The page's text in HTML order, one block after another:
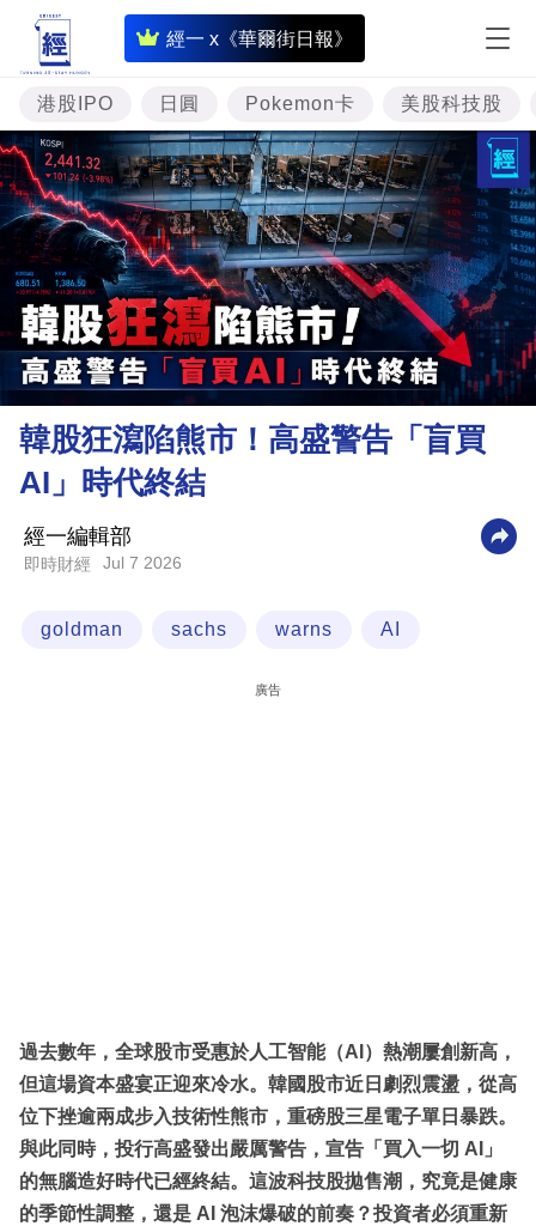
經一 x《華爾街日報》
即
時
財
經
專
題
投
資
樓
市
理
財
商
科
區
港股IPO 日圓 Pokemon卡 美股科技股
韓股狂瀉陷熊市！高盛警告「盲買
AI」時代終結
經一編輯部
即時財經 Jul 7 2026
goldman sachs warns AI
廣告
過去數年，全球股市受惠於人工智能（AI）熱潮屢創新高，
但這場資本盛宴正迎來冷水。韓國股市近日劇烈震盪，從高
位下挫逾兩成步入技術性熊市，重磅股三星電子單日暴跌。
與此同時，投行高盛發出嚴厲警告，宣告「買入一切 AI」
的無腦造好時代已經終結。這波科技股拋售潮，究竟是健康
的季節性調整，還是 AI 泡沫爆破的前奏？投資者必須重新